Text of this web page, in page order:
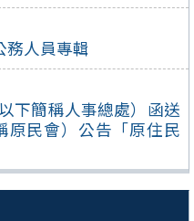
務人員專輯
下簡稱人事總處）函送
原民會）公告「原住民